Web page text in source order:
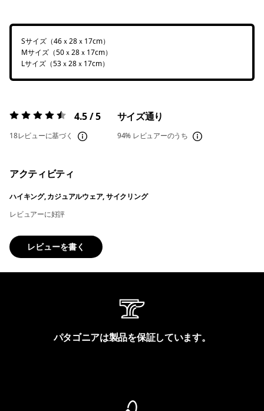
Sサイズ（46ｘ28ｘ17cm）
Mサイズ（50ｘ28ｘ17cm）
Lサイズ（53ｘ28ｘ17cm）
評価:4.5 / 5 4.5 / 5
18レビューに基づく
サイズ通り
94% レビュアーのうち
アクティビティ
ハイキング, カジュアルウェア, サイクリング
レビュアーに好評
レビューを書く
パタゴニアは製品を保証しています。